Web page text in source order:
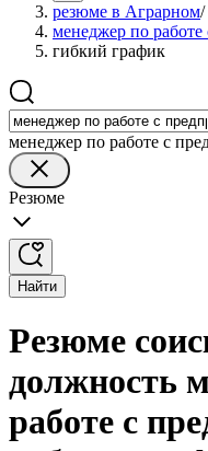
резюме в Аграрном/
менеджер по
гибкий график
менеджер по работе с
Резюме
Найти
Резюме
должность
работе с